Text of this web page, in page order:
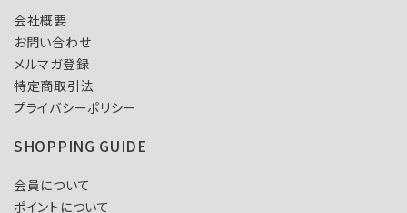
会社概要
お問い合わせ
メルマガ登録
特定商取引法
プライバシーポリシー
SHOPPING GUIDE
会員について
ポイントについて